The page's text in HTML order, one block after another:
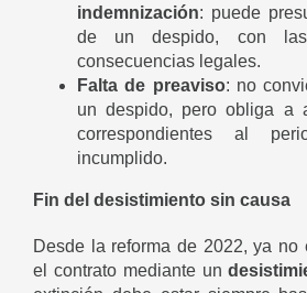
indemnización: puede
de un despido, con las
consecuencias legales.
Falta de preaviso: no
un despido, pero obliga a
correspondientes al
incumplido.
Fin del desistimiento sin causa
Desde la reforma de 2022, ya no
el contrato mediante un